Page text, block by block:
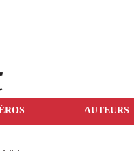
AUTEURS